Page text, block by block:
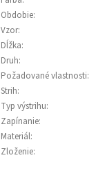
Obdobie:
Vzor:
Dĺžka:
Druh:
Požadované vlastnosti:
Strih:
Typ výstrihu:
Zapínanie:
Materiál:
Zloženie: